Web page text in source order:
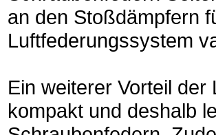
an den Stoßdämpfern
Luftfederungssystem
Ein weiterer Vorteil
kompakt und deshalb